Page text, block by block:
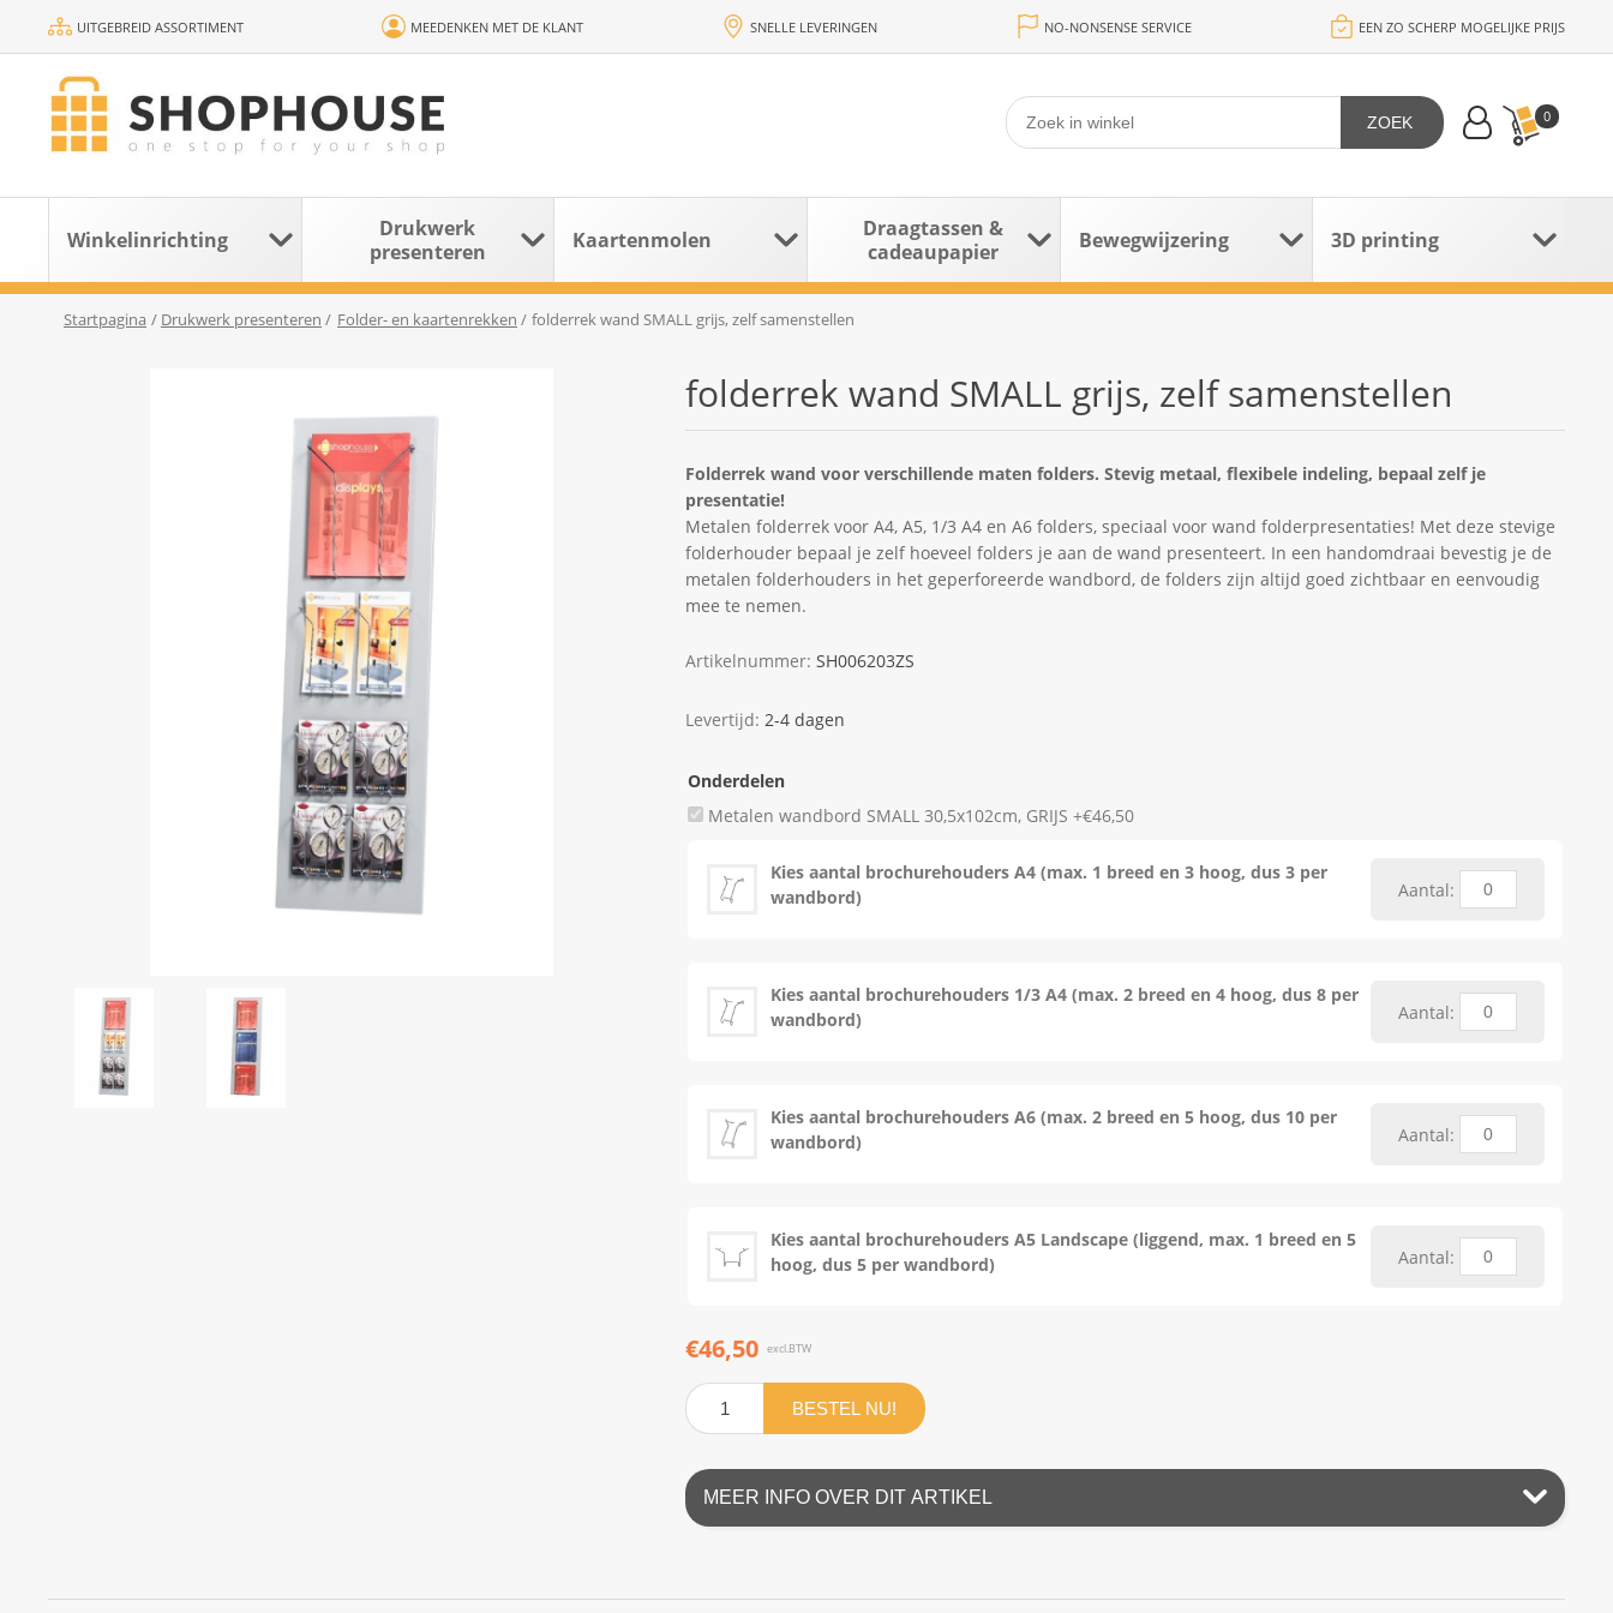
UITGEBREID ASSORTIMENT MEEDENKEN MET DE KLANT SNELLE LEVERINGEN NO-NONSENSE SERVICE EEN ZO SCHERP MOGELIJKE PRIJS
0
ZOEK
Winkelinrichting
Drukwerk
presenteren
Kaartenmolen
Draagtassen &
cadeaupapier
Bewegwijzering 3D printing
Startpagina / Drukwerk presenteren / Folder- en kaartenrekken / folderrek wand SMALL grijs, zelf samenstellen
folderrek wand SMALL grijs, zelf samenstellen
Folderrek wand voor verschillende maten folders. Stevig metaal, flexibele indeling, bepaal zelf je
presentatie!
Metalen folderrek voor A4, A5, 1/3 A4 en A6 folders, speciaal voor wand folderpresentaties! Met deze stevige
folderhouder bepaal je zelf hoeveel folders je aan de wand presenteert. In een handomdraai bevestig je de
metalen folderhouders in het geperforeerde wandbord, de folders zijn altijd goed zichtbaar en eenvoudig
mee te nemen.
Artikelnummer: SH006203ZS
Levertijd: 2-4 dagen
Onderdelen
Metalen wandbord SMALL 30,5x102cm, GRIJS +€46,50
Kies aantal brochurehouders A4 (max. 1 breed en 3 hoog, dus 3 per
wandbord)
Aantal:
Kies aantal brochurehouders 1/3 A4 (max. 2 breed en 4 hoog, dus 8 per
wandbord)
Aantal:
Kies aantal brochurehouders A6 (max. 2 breed en 5 hoog, dus 10 per
wandbord)
Aantal:
Kies aantal brochurehouders A5 Landscape (liggend, max. 1 breed en 5
hoog, dus 5 per wandbord)
Aantal:
€46,50 excl.BTW
BESTEL NU!
MEER INFO OVER DIT ARTIKEL